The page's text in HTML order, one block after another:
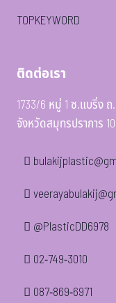
TOPKEYWORD
ติดต่อเรา
1733/6 หมู่ 1 ซ.แบริ่ง
จังหวัดสมุทรปราการ
@PlasticDD6978
02-749-3010
087-869-6971